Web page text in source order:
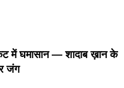
में घमासान — शादाब ख़ान के
जंग